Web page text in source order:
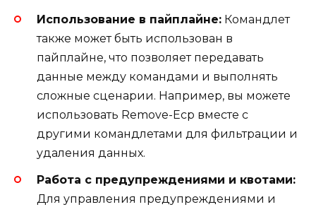
Использование в пайплайне: Командлет
также может быть использован в
пайплайне, что позволяет передавать
данные между командами и выполнять
сложные сценарии. Например, вы можете
использовать Remove-Ecp вместе с
другими командлетами для фильтрации и
удаления данных.
Работа с предупреждениями и квотами:
Для управления предупреждениями и